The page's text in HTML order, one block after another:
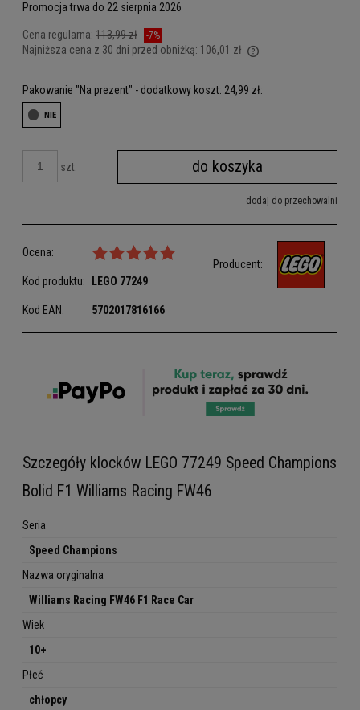
Promocja trwa do 22 sierpnia 2026
Cena regularna: 113,99 zł -7%
Najniższa cena z 30 dni przed obniżką: 106,01 zł
Pakowanie "Na prezent" - dodatkowy koszt: 24,99 zł:
szt. do koszyka
dodaj do przechowalni
Ocena:
Kod produktu: LEGO 77249
Kod EAN: 5702017816166
Producent:
Szczegóły klocków LEGO 77249 Speed Champions
Bolid F1 Williams Racing FW46
Seria
Speed Champions
Nazwa oryginalna
Williams Racing FW46 F1 Race Car
Wiek
10+
Płeć
chłopcy